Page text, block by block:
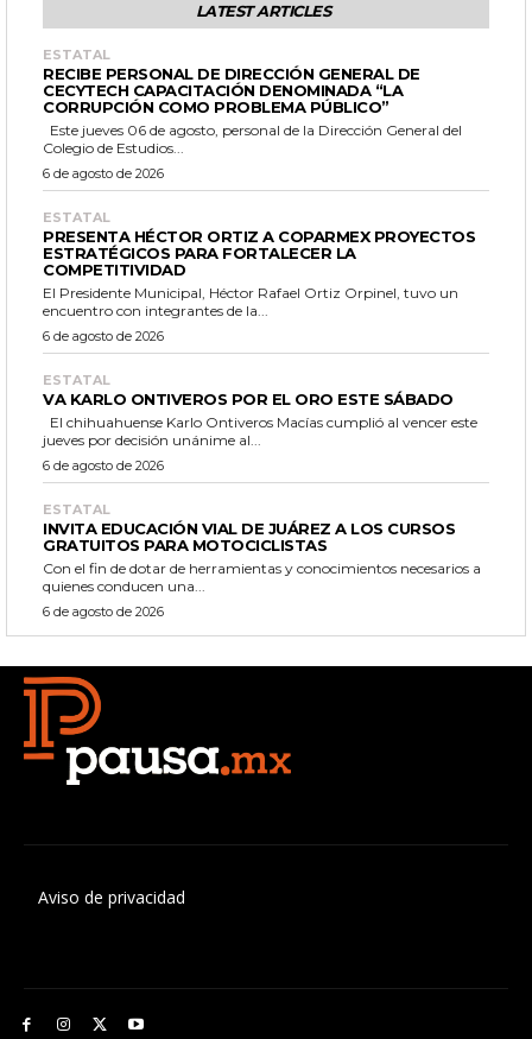
LATEST ARTICLES
ESTATAL
RECIBE PERSONAL DE DIRECCIÓN GENERAL DE
CECYTECH CAPACITACIÓN DENOMINADA “LA
CORRUPCIÓN COMO PROBLEMA PÚBLICO”
Colegio de Estudios...
6 de agosto de 2026
ESTATAL
PRESENTA HÉCTOR ORTIZ A COPARMEX PROYECTOS
ESTRATÉGICOS PARA FORTALECER LA
COMPETITIVIDAD
El Presidente Municipal, Héctor Rafael Ortiz Orpinel, tuvo un
encuentro con integrantes de la...
6 de agosto de 2026
ESTATAL
VA KARLO ONTIVEROS POR EL ORO ESTE SÁBADO
jueves por decisión unánime al...
6 de agosto de 2026
ESTATAL
INVITA EDUCACIÓN VIAL DE JUÁREZ A LOS CURSOS
GRATUITOS PARA MOTOCICLISTAS
Con el fin de dotar de herramientas y conocimientos necesarios a
quienes conducen una...
6 de agosto de 2026
Aviso de privacidad